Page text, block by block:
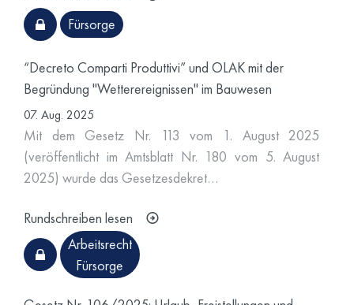
Fürsorge
“Decreto Comparti Produttivi” und OLAK mit der
Begründung "Wetterereignissen" im Bauwesen
07. Aug. 2025
Mit dem Gesetz Nr. 113 vom 1. August 2025
(veröffentlicht im Amtsblatt Nr. 180 vom 5. August
2025) wurde das Gesetzesdekret…
Rundschreiben lesen
Arbeitsrecht
Fürsorge